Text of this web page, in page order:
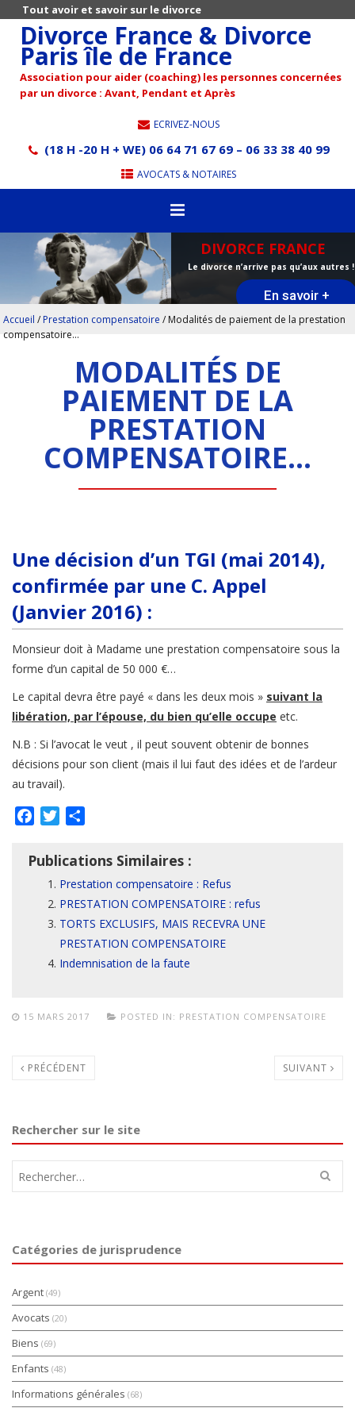
Tout avoir et savoir sur le divorce
Divorce France & Divorce
Paris île de France
Association pour aider (coaching) les personnes concernées
par un divorce : Avant, Pendant et Après
ECRIVEZ-NOUS
(18 H -20 H + WE) 06 64 71 67 69 – 06 33 38 40 99
AVOCATS & NOTAIRES
DIVORCE FRANCE
Le divorce n’arrive pas qu’aux autres !
En savoir +
Accueil / Prestation compensatoire / Modalités de paiement de la prestation
compensatoire…
MODALITÉS DE
PAIEMENT DE LA
PRESTATION
COMPENSATOIRE…
Une décision d’un TGI (mai 2014),
confirmée par une C. Appel
(Janvier 2016) :
Monsieur doit à Madame une prestation compensatoire sous la
forme d’un capital de 50 000 €…
Le capital devra être payé « dans les deux mois » suivant la
libération, par l’épouse, du bien qu’elle occupe etc.
N.B : Si l’avocat le veut , il peut souvent obtenir de bonnes
décisions pour son client (mais il lui faut des idées et de l’ardeur
au travail).
FacebookTwitter
Publications Similaires :
Prestation compensatoire : Refus
PRESTATION COMPENSATOIRE : refus
TORTS EXCLUSIFS, MAIS RECEVRA UNE
PRESTATION COMPENSATOIRE
Indemnisation de la faute
15 MARS 2017 POSTED IN: PRESTATION COMPENSATOIRE
PRÉCÉDENT SUIVANT
Rechercher sur le site
Catégories de jurisprudence
Argent (49)
Avocats (20)
Biens (69)
Enfants (48)
Informations générales (68)